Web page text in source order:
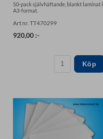
50-pack självhäftande, blankt laminat i
A3-format.
Art nr. TT470299
920,00 :-
Köp